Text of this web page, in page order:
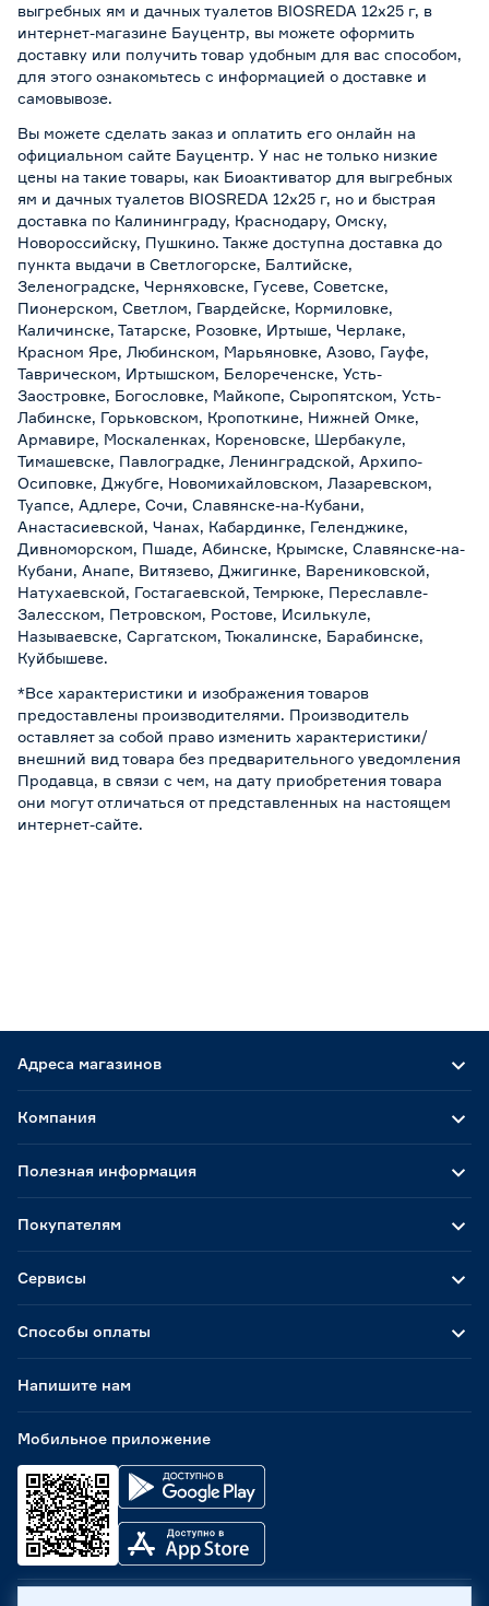
выгребных ям и дачных туалетов BIOSREDA 12х25 г, в
интернет-магазине Бауцентр, вы можете оформить
доставку или получить товар удобным для вас способом,
для этого ознакомьтесь с информацией о доставке и
самовывозе.
Вы можете сделать заказ и оплатить его онлайн на
официальном сайте Бауцентр. У нас не только низкие
цены на такие товары, как Биоактиватор для выгребных
ям и дачных туалетов BIOSREDA 12х25 г, но и быстрая
доставка по Калининграду, Краснодару, Омску,
Новороссийску, Пушкино. Также доступна доставка до
пункта выдачи в Светлогорске, Балтийске,
Зеленоградске, Черняховске, Гусеве, Советске,
Пионерском, Светлом, Гвардейске, Кормиловке,
Каличинске, Татарске, Розовке, Иртыше, Черлаке,
Красном Яре, Любинском, Марьяновке, Азово, Гауфе,
Таврическом, Иртышском, Белореченске, Усть-
Заостровке, Богословке, Майкопе, Сыропятском, Усть-
Лабинске, Горьковском, Кропоткине, Нижней Омке,
Армавире, Москаленках, Кореновске, Шербакуле,
Тимашевске, Павлоградке, Ленинградской, Архипо-
Осиповке, Джубге, Новомихайловском, Лазаревском,
Туапсе, Адлере, Сочи, Славянске-на-Кубани,
Анастасиевской, Чанах, Кабардинке, Геленджике,
Дивноморском, Пшаде, Абинске, Крымске, Славянске-на-
Кубани, Анапе, Витязево, Джигинке, Варениковской,
Натухаевской, Гостагаевской, Темрюке, Переславле-
Залесском, Петровском, Ростове, Исилькуле,
Называевске, Саргатском, Тюкалинске, Барабинске,
Куйбышеве.
*Все характеристики и изображения товаров
предоставлены производителями. Производитель
оставляет за собой право изменить характеристики/
внешний вид товара без предварительного уведомления
Продавца, в связи с чем, на дату приобретения товара
они могут отличаться от представленных на настоящем
интернет-сайте.
Адреса магазинов
Способы оплаты
Мобильное приложение
Компания
Полезная информация
Покупателям
Сервисы
Напишите нам